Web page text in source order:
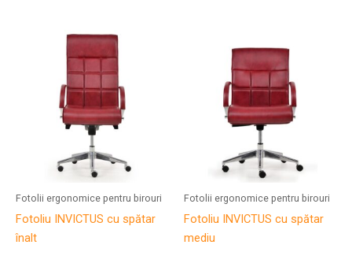
Fotolii ergonomice pentru birouri
Fotoliu INVICTUS cu spătar
înalt
Fotolii ergonomice pentru birouri
Fotoliu INVICTUS cu spătar
mediu